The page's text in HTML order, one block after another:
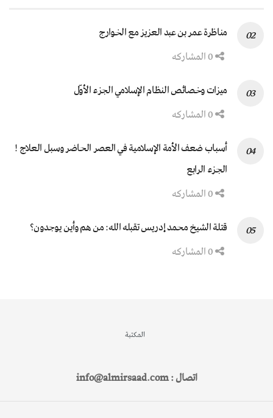
مناظرة عمر بن عبد العزيز مع الخوارج
ميزات وخصائص النظام الإسلامي الجزء الأوّل
أسباب ضعف الأمة الإسلامية في العصر الحاضر وسبل العلاج !
الجزء الرابع
قتلة الشيخ محمد إدريس تقبله الله: من هم وأين يوجدون؟
المكتبة
اتصال : info@almirsaad.com